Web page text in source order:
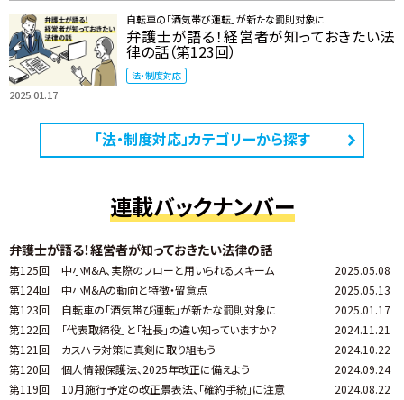
2025.01.17
自転車の「酒気帯び運転」が新たな罰則対象に
弁護士が語る！経営者が知っておきたい法
律の話（第123回）
法・制度対応
「法・制度対応」カテゴリーから探す
連載バックナンバー
弁護士が語る！経営者が知っておきたい法律の話
第125回 中小M&A、実際のフローと用いられるスキーム
2025.05.08
第124回
中小M&Aの動向と特徴・留意点
2025.05.13
第123回
自転車の「酒気帯び運転」が新たな罰則対象に
2025.01.17
第122回
「代表取締役」と「社長」の違い知っていますか？
2024.11.21
第121回
カスハラ対策に真剣に取り組もう
2024.10.22
第120回
個人情報保護法、2025年改正に備えよう
2024.09.24
第119回
10月施行予定の改正景表法、「確約手続」に注意
2024.08.22